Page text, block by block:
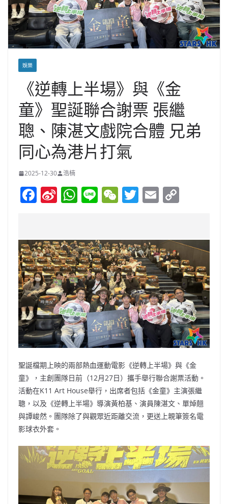
娛樂
《逆轉上半場》與《金
童》聖誕聯合謝票 張繼
聰、陳湛文戲院合體 兄弟
同心為港片打氣
2025-12-30 浩楠
F
e
b
o
o
k
Si
W
ei
b
o
W
s
A
p
p
Li W
h
at
T
er
E
l y
Li
n
k
聖誕檔期上映的兩部熱血運動電影《逆轉上半場》與《金
童》，主創團隊日前（12月27日）攜手舉行聯合謝票活動。
活動在K11 Art House舉行，出席者包括《金童》主演張繼
聰，以及《逆轉上半場》導演黃柏基、演員陳湛文、單焯翹
與譚峻然。團隊除了與觀眾近距離交流，更送上親筆簽名電
影球衣外套。